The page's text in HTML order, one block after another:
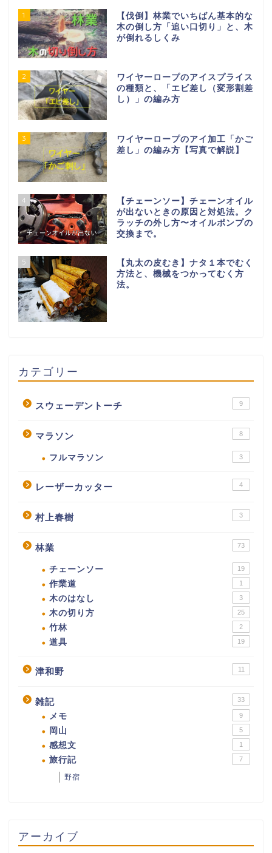
1
【伐倒】林業でいちばん基本的な
木の倒し方「追い口切り」と、木
が倒れるしくみ
2
ワイヤーロープのアイスプライス
の種類と、「エビ差し（変形割差
し）」の編み方
3
ワイヤーロープのアイ加工「かご
差し」の編み方【写真で解説】
4
【チェーンソー】チェーンオイル
が出ないときの原因と対処法。ク
ラッチの外し方〜オイルポンプの
交換まで。
5
【丸太の皮むき】ナタ１本でむく
方法と、機械をつかってむく方
法。
カテゴリー
スウェーデントーチ 9
マラソン 8
フルマラソン 3
レーザーカッター 4
村上春樹 3
林業 73
チェーンソー 19
作業道 1
木のはなし 3
木の切り方 25
竹林 2
道具 19
津和野 11
雑記 33
メモ 9
岡山 5
感想文 1
旅行記 7
野宿
アーカイブ